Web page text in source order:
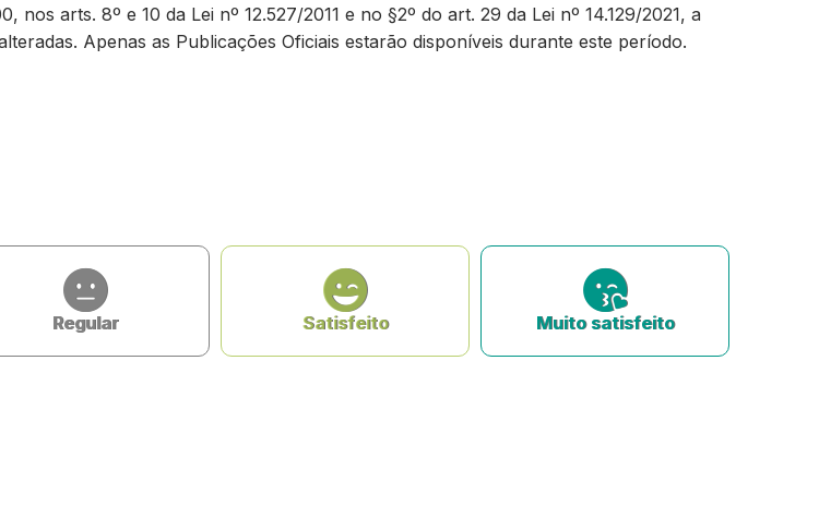
arts. 8º e 10 da Lei nº 12.527/2011 e no §2º do art. 29 da Lei nº 14.129/2021, a
Apenas as Publicações Oficiais estarão disponíveis durante este período.
Regular Satisfeito Muito satisfeito